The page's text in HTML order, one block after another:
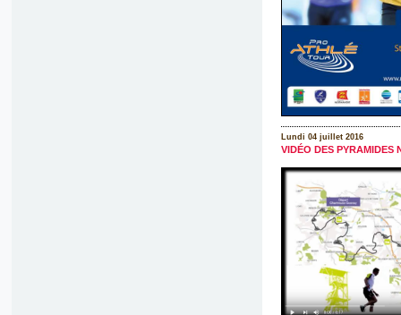
Lundi 04 juillet 2016
VIDÉO DES PYRAMIDES